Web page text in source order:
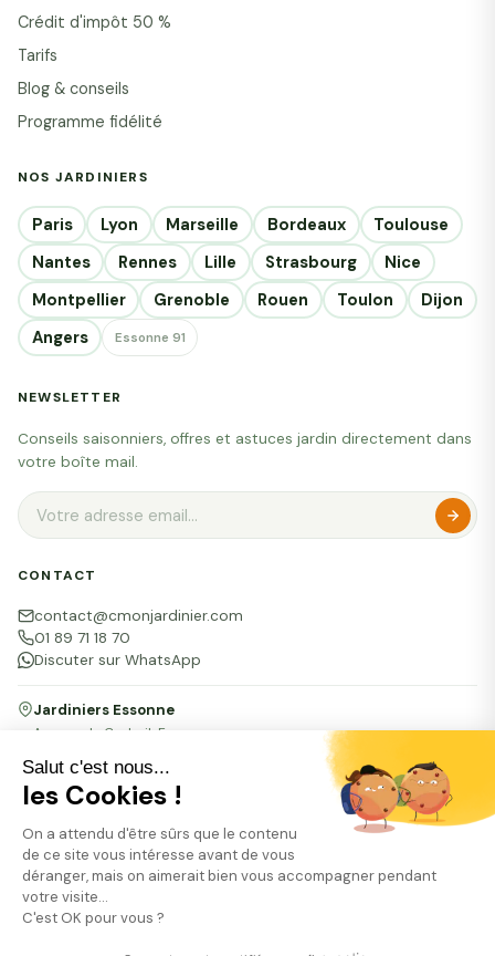
Salut c'est nous...
les Cookies !
On a attendu d'être sûrs que le contenu
de ce site vous intéresse avant de vous
déranger, mais on aimerait bien vous accompagner pendant
votre visite...
C'est OK pour vous ?
Crédit d'impôt 50 %
Tarifs
Blog & conseils
Programme fidélité
NOS JARDINIERS
Paris Lyon Marseille Bordeaux
Toulouse
Nantes
Rennes Lille Strasbourg
Nice
Montpellier
Grenoble Rouen Toulon
Dijon
Angers
Essonne 91
NEWSLETTER
Conseils saisonniers, offres et astuces jardin directement dans
votre boîte mail.
CONTACT
contact@cmonjardinier.com
01 89 71 18 70
Discuter sur WhatsApp
Jardiniers Essonne
Agence de Corbeil-Essonnes
16 bis rue du Docteur Vignes, 91100 Corbeil-Essonnes
CGU ProfessionnelsConfidentialité
FAQPresseRSE Plan du site
© 2026 CMONJARDINIER · 1 passage du Génie · 75012 Paris
CMONJARDINIER est enregistrée sous l'identifiant 379946 par l'Autorité de Contrôle
et de Résolution (ACPR) comme agent prestataire de services de paiement Lemonway
(établissement de paiement dont le siège social est situé au 8 rue du Sentier, 75002
Paris, agréé par l'ACPR sous le numéro 16568).